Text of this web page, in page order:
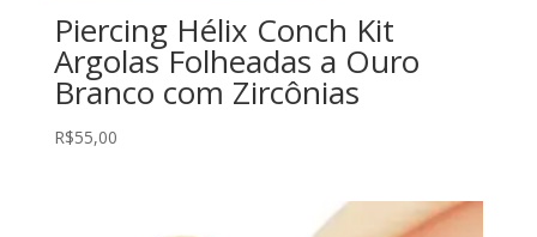
Piercing Hélix Conch Kit
Argolas Folheadas a Ouro
Branco com Zircônias
R$55,00